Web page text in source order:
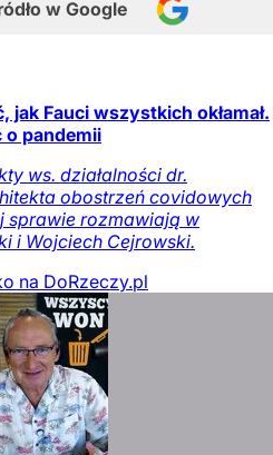
w Google
Fauci wszystkich okłamał.
o pandemii
ws. działalności dr.
obostrzeń covidowych
sprawie rozmawiają w
i Wojciech Cejrowski.
na DoRzeczy.pl